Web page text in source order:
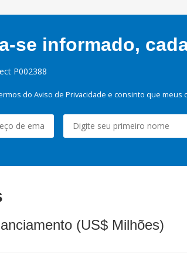
se informado,
P002388
do Aviso de Privacidade e consinto que
(US$ Milhões)